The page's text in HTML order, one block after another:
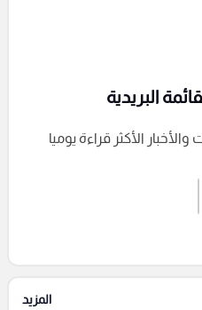
تعليق
البريدية
الأكثر قراءة يوميا
المزيد